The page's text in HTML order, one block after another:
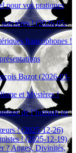
pour vos pratiques
! (2026-05-
francophones !
Bazot (2026-03-
et Mystères !
de l’humain en
! (2025-12-26)
! (2025-12-19)
? Anges, Divinités,